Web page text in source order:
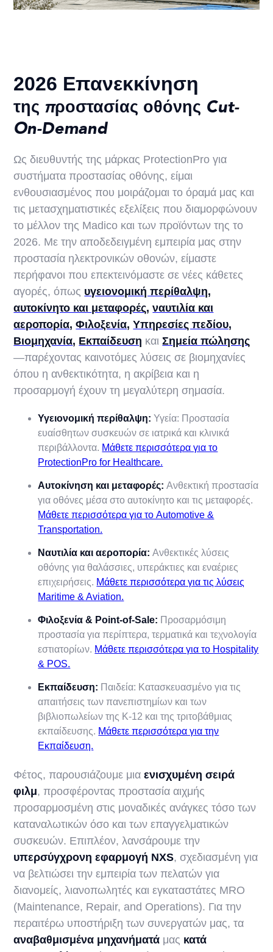
2026 Επανεκκίνηση
της προστασίας οθόνης Cut-
On-Demand
Ως διευθυντής της μάρκας ProtectionPro για
συστήματα προστασίας οθόνης, είμαι
ενθουσιασμένος που μοιράζομαι το όραμά μας και
τις μετασχηματιστικές εξελίξεις που διαμορφώνουν
το μέλλον της Madico και των προϊόντων της το
2026. Με την αποδεδειγμένη εμπειρία μας στην
προστασία ηλεκτρονικών οθονών, είμαστε
περήφανοι που επεκτεινόμαστε σε νέες κάθετες
αγορές, όπως υγειονομική περίθαλψη,
αυτοκίνητο και μεταφορές,ναυτιλία και
αεροπορία,Φιλοξενία,Υπηρεσίες πεδίου,
Βιομηχανία, Εκπαίδευση και Σημεία πώλησης
—παρέχοντας καινοτόμες λύσεις σε βιομηχανίες
όπου η ανθεκτικότητα, η ακρίβεια και η
προσαρμογή έχουν τη μεγαλύτερη σημασία.
Υγειονομική περίθαλψη:Υγεία: Προστασία
ευαίσθητων συσκευών σε ιατρικά και κλινικά
περιβάλλοντα. Μάθετε περισσότερα για το
ProtectionPro for Healthcare.
Αυτοκίνηση και μεταφορές:Ανθεκτική προστασία
για οθόνες μέσα στο αυτοκίνητο και τις μεταφορές.
Μάθετε περισσότερα για το Automotive &
Transportation.
Ναυτιλία και αεροπορία:Ανθεκτικές λύσεις
οθόνης για θαλάσσιες, υπεράκτιες και εναέριες
επιχειρήσεις. Μάθετε περισσότερα για τις λύσεις
Maritime & Aviation.
Φιλοξενία & Point-of-Sale: Προσαρμόσιμη
προστασία για περίπτερα, τερματικά και τεχνολογία
εστιατορίων. Μάθετε περισσότερα για το Hospitality
& POS.
Εκπαίδευση: Παιδεία: Κατασκευασμένο για τις
απαιτήσεις των πανεπιστημίων και των
βιβλιοπωλείων της K-12 και της τριτοβάθμιας
εκπαίδευσης. Μάθετε περισσότερα για την
Εκπαίδευση.
Φέτος, παρουσιάζουμε μιαενισχυμένη σειρά
φιλμ, προσφέροντας προστασία αιχμής
προσαρμοσμένη στις μοναδικές ανάγκες τόσο των
καταναλωτικών όσο και των επαγγελματικών
συσκευών. Επιπλέον, λανσάρουμε την
υπερσύγχρονη εφαρμογή NXS, σχεδιασμένη για
να βελτιώσει την εμπειρία των πελατών για
διανομείς, λιανοπωλητές και εγκαταστάτες MRO
(Maintenance, Repair, and Operations). Για την
περαιτέρω υποστήριξη των συνεργατών μας, τα
αναβαθμισμένα μηχανήματά μας κατά